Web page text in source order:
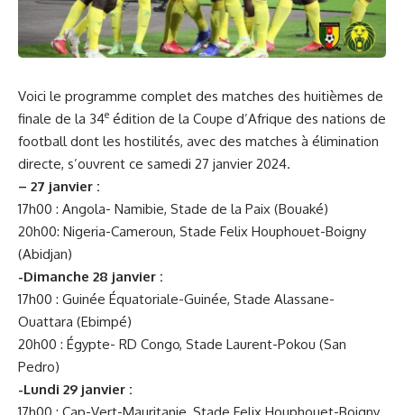
Voici le programme complet des matches des huitièmes de
finale de la 34e édition de la Coupe d’Afrique des nations de
football dont les hostilités, avec des matches à élimination
directe, s’ouvrent ce samedi 27 janvier 2024.
– 27 janvier :
17h00 : Angola- Namibie, Stade de la Paix (Bouaké)
20h00: Nigeria-Cameroun, Stade Felix Houphouet-Boigny
(Abidjan)
-Dimanche 28 janvier :
17h00 : Guinée Équatoriale-Guinée, Stade Alassane-
Ouattara (Ebimpé)
20h00 : Égypte- RD Congo, Stade Laurent-Pokou (San
Pedro)
-Lundi 29 janvier :